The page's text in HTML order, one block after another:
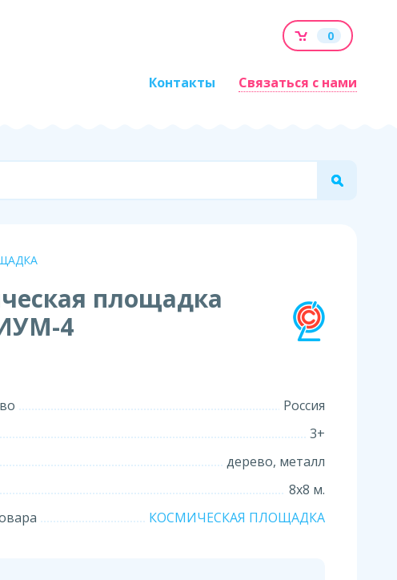
0
Контакты Связаться с нами
площадка
4
Россия
3+
дерево, металл
8х8 м.
КОСМИЧЕСКАЯ ПЛОЩАДКА